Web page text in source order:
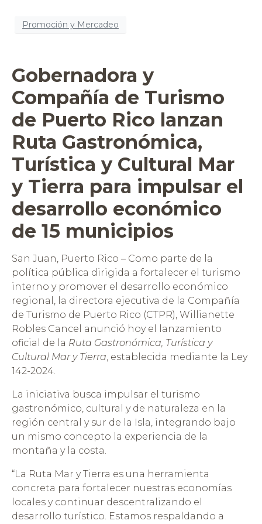
Promoción y Mercadeo
Gobernadora y
Compañía de Turismo
de Puerto Rico lanzan
Ruta Gastronómica,
Turística y Cultural Mar
y Tierra para impulsar el
desarrollo económico
de 15 municipios
San Juan, Puerto Rico – Como parte de la
política pública dirigida a fortalecer el turismo
interno y promover el desarrollo económico
regional, la directora ejecutiva de la Compañía
de Turismo de Puerto Rico (CTPR), Willianette
Robles Cancel anunció hoy el lanzamiento
oficial de la Ruta Gastronómica, Turística y
Cultural Mar y Tierra, establecida mediante la Ley
142-2024.
La iniciativa busca impulsar el turismo
gastronómico, cultural y de naturaleza en la
región central y sur de la Isla, integrando bajo
un mismo concepto la experiencia de la
montaña y la costa.
“La Ruta Mar y Tierra es una herramienta
concreta para fortalecer nuestras economías
locales y continuar descentralizando el
desarrollo turístico. Estamos respaldando a